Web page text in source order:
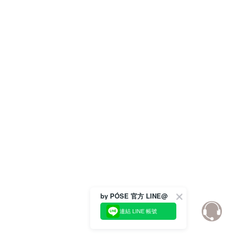
by PÓSE 官方 LINE@
連結 LINE 帳號